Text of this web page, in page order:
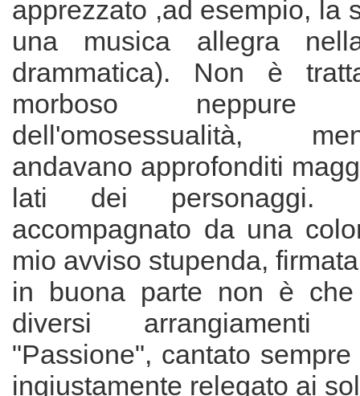
apprezzato ,ad esempio, la
una musica allegra
drammatica). Non è
morboso
dell'omosessualità,
andavano approfonditi
lati dei
accompagnato da una
mio avviso stupenda,
in buona parte non è
diversi
"Passione", cantato
ingiustamente relegato ai